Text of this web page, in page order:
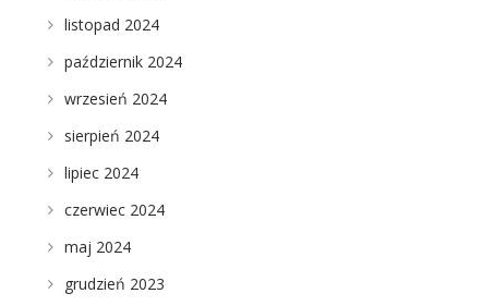
listopad 2024
październik 2024
wrzesień 2024
sierpień 2024
lipiec 2024
czerwiec 2024
maj 2024
grudzień 2023